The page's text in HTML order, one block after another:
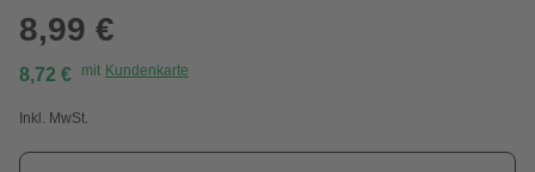
8,99 €
8,72 € mit Kundenkarte
Inkl. MwSt.